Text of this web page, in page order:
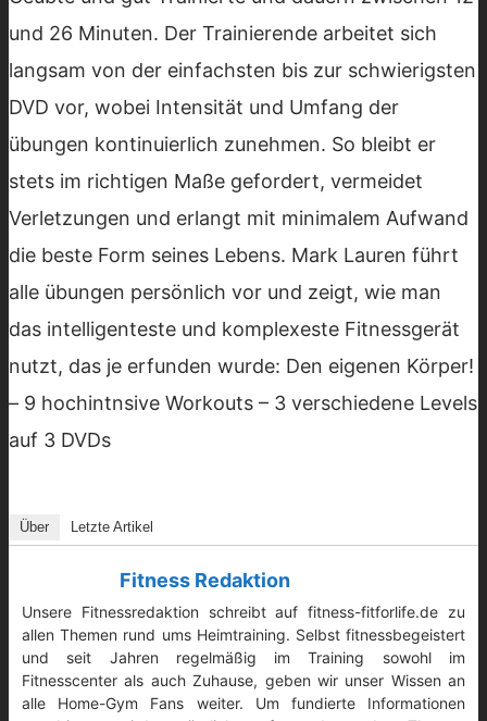
und 26 Minuten. Der Trainierende arbeitet sich
langsam von der einfachsten bis zur schwierigsten
DVD vor, wobei Intensität und Umfang der
übungen kontinuierlich zunehmen. So bleibt er
stets im richtigen Maße gefordert, vermeidet
Verletzungen und erlangt mit minimalem Aufwand
die beste Form seines Lebens. Mark Lauren führt
alle übungen persönlich vor und zeigt, wie man
das intelligenteste und komplexeste Fitnessgerät
nutzt, das je erfunden wurde: Den eigenen Körper!
– 9 hochintnsive Workouts – 3 verschiedene Levels
auf 3 DVDs
Über Letzte Artikel
Fitness Redaktion
Unsere Fitnessredaktion schreibt auf fitness-fitforlife.de zu
allen Themen rund ums Heimtraining. Selbst fitnessbegeistert
und seit Jahren regelmäßig im Training sowohl im
Fitnesscenter als auch Zuhause, geben wir unser Wissen an
alle Home-Gym Fans weiter. Um fundierte Informationen